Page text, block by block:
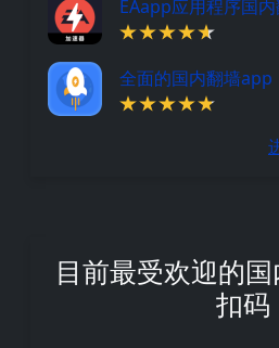
EAapp应用程序国
全面的国内翻墙app
目前最受欢迎的
扣码